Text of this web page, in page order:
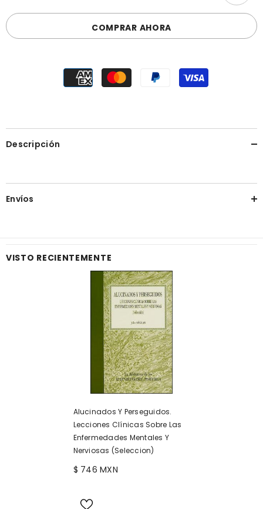
COMPRAR AHORA
Descripción
Envíos
VISTO RECIENTEMENTE
Alucinados Y Perseguidos.
Lecciones Clínicas Sobre Las
Enfermedades Mentales Y
Nerviosas (Seleccion)
$ 746 MXN